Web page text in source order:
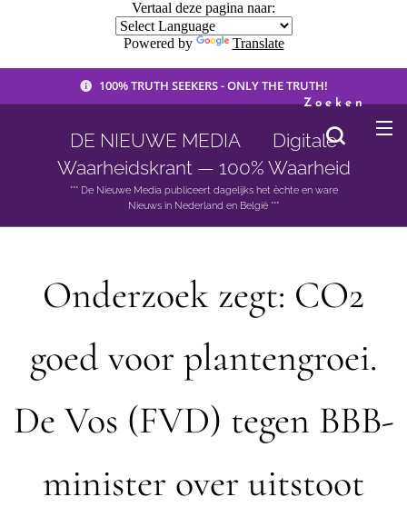
Vertaal deze pagina naar:
Powered by Translate
100% TRUTH SEEKERS - ONLY THE TRUTH!
DE NIEUWE MEDIA 🟣 Digitale
Waarheidskrant — 100% Waarheid
*** De Nieuwe Media publiceert dagelijks het èchte en ware
Nieuws in Nederland en België ***
Zoeken
Onderzoek zegt: CO2
goed voor plantengroei.
De Vos (FVD) tegen BBB-
minister over uitstoot